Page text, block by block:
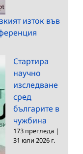
изток във
Стартира
научно
изследване
сред
българите в
чужбина
173 прегледа |
31 юли 2026 г.